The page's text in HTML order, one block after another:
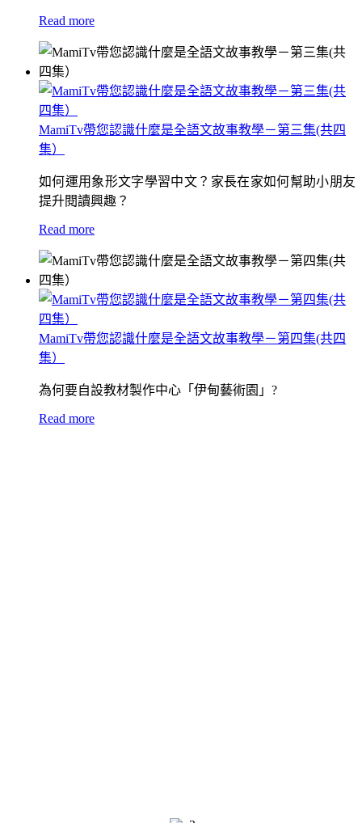
Read more
MamiTv帶您認識什麼是全語文故事教學－第三集(共四
集）
如何運用象形文字學習中文？家長在家如何幫助小朋友
提升閱讀興趣？
Read more
MamiTv帶您認識什麼是全語文故事教學－第四集(共四
集）
為何要自設教材製作中心「伊甸藝術園」?
Read more